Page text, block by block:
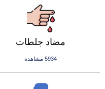
مضاد جلطات
5934 مشاهدة